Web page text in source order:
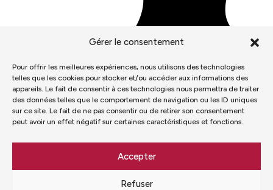
Gérer le consentement
Pour offrir les meilleures expériences, nous utilisons des technologies
telles que les cookies pour stocker et/ou accéder aux informations des
appareils. Le fait de consentir à ces technologies nous permettra de traiter
des données telles que le comportement de navigation ou les ID uniques
sur ce site. Le fait de ne pas consentir ou de retirer son consentement
peut avoir un effet négatif sur certaines caractéristiques et fonctions.
Accepter
Refuser